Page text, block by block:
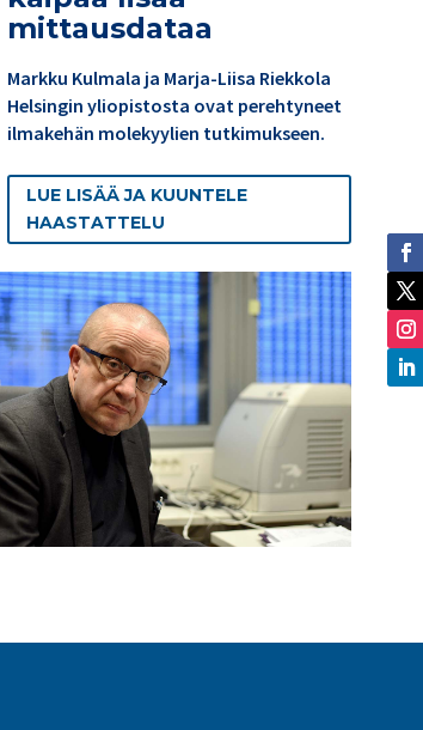
mittausdataa
Markku Kulmala ja Marja-Liisa Riekkola
Helsingin yliopistosta ovat perehtyneet
ilmakehän molekyylien tutkimukseen.
LUE LISÄÄ JA KUUNTELE
HAASTATTELU